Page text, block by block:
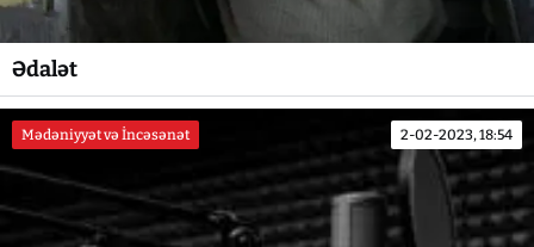
Ədalət
Mədəniyyət və İncəsənət 2-02-2023, 18:54